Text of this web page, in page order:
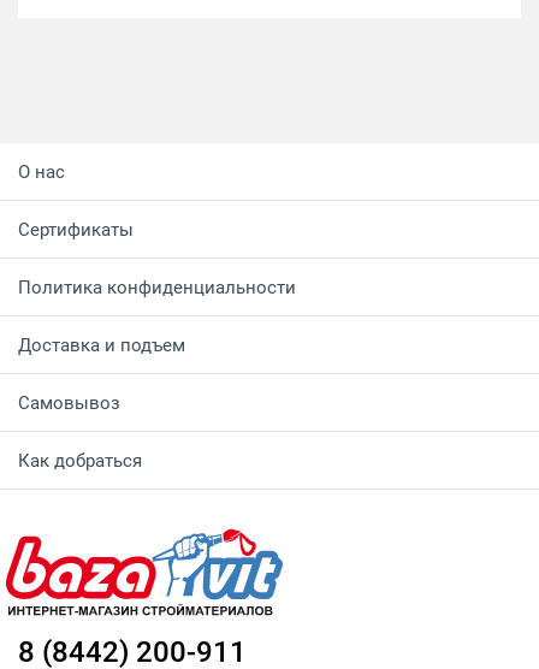
О нас
Сертификаты
Политика конфиденциальности
Доставка и подъем
Самовывоз
Как добраться
8 (8442) 200-911